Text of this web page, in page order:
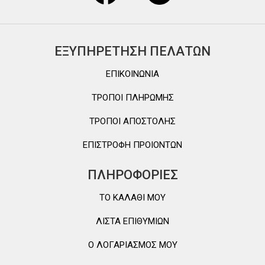
ΕΞΥΠΗΡΕΤΗΣΗ ΠΕΛΑΤΩΝ
ΕΠΙΚΟΙΝΩΝΙΑ
ΤΡΟΠΟΙ ΠΛΗΡΩΜΗΣ
ΤΡΟΠΟΙ ΑΠΟΣΤΟΛΗΣ
ΕΠΙΣΤΡΟΦΗ ΠΡΟΙΟΝΤΩΝ
ΠΛΗΡΟΦΟΡΙΕΣ
TO ΚΑΛΑΘΙ MOY
ΛΙΣΤΑ ΕΠΙΘΥΜΙΩΝ
Ο ΛΟΓΑΡΙΑΣΜΟΣ ΜΟΥ